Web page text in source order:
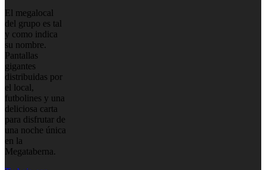
El megalocal
del grupo es tal
y como indica
su nombre.
Pantallas
gigantes
distribuidas por
el local,
futbolines y una
deliciosa carta
para disfrutar de
una noche única
en la
Megataberna.